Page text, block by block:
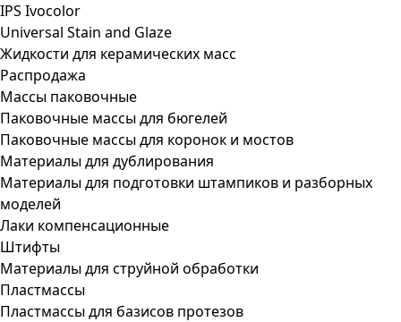
IPS Ivocolor
Universal Stain and Glaze
Жидкости для керамических масс
Распродажа
Массы паковочные
Паковочные массы для бюгелей
Паковочные массы для коронок и мостов
Материалы для дублирования
Материалы для подготовки штампиков и разборных
моделей
Лаки компенсационные
Штифты
Материалы для струйной обработки
Пластмассы
Пластмассы для базисов протезов